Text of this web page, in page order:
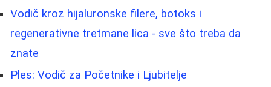
Vodič kroz hijaluronske filere, botoks i
regenerativne tretmane lica - sve što treba da
znate
Ples: Vodič za Početnike i Ljubitelje